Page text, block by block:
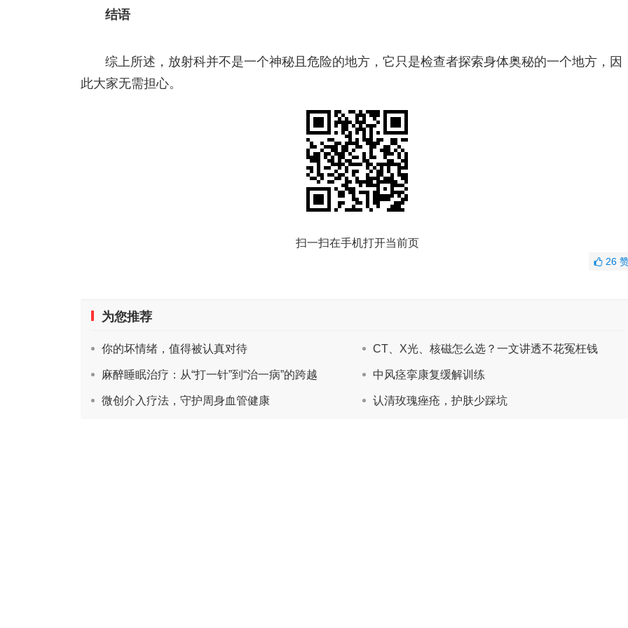
结语
综上所述，放射科并不是一个神秘且危险的地方，它只是检查者探索身体奥秘的一个地方，因
此大家无需担心。
扫一扫在手机打开当前页
26
为您推荐
你的坏情绪，值得被认真对待 CT、X光、核磁怎么选？一文讲透不花冤枉钱
麻醉睡眠治疗：从“打一针”到“治一病”的跨越 中风痉挛康复缓解训练
微创介入疗法，守护周身血管健康 认清玫瑰痤疮，护肤少踩坑